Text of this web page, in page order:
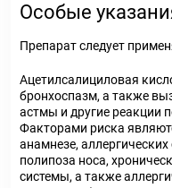
Особые
Препарат следует
Ацетилсалициловая
бронхоспазм, а также
астмы и другие реакции
Факторами риска
анамнезе,
полипоза носа,
системы, а также